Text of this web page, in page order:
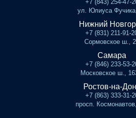
+7 (843) 254-47-
ул. Юлиуса
Нижний
+7 (831) 211-91-
Сормовское ш.,
Самара
+7 (846) 233-53-
Московское ш.,
Ростов-на-
+7 (863) 333-31-
просп.